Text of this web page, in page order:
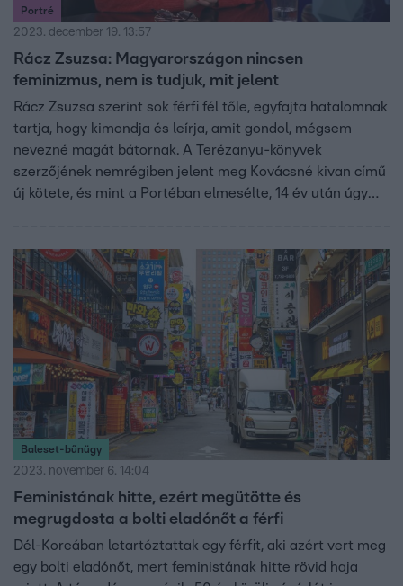
Portré
2023. december 19. 13:57
Rácz Zsuzsa: Magyarországon nincsen
feminizmus, nem is tudjuk, mit jelent
Rácz Zsuzsa szerint sok férfi fél tőle, egyfajta hatalomnak
tartja, hogy kimondja és leírja, amit gondol, mégsem
nevezné magát bátornak. A Terézanyu-könyvek
szerzőjének nemrégiben jelent meg Kovácsné kivan című
új kötete, és mint a Portéban elmesélte, 14 év után úgy
Beszélt arról is, szerinte miért nem járnak a magyar nők
szűrővizsgálatra, és milyen társadalmi okai vannak a
férfiak önpusztításának.
Baleset-bűnügy
2023. november 6. 14:04
Feministának hitte, ezért megütötte és
megrugdosta a bolti eladónőt a férfi
Dél-Koreában letartóztattak egy férfit, aki azért vert meg
egy bolti eladónőt, mert feministának hitte rövid haja